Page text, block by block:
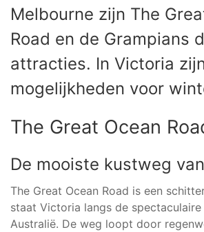
Melbourne zijn The
Road en de Grampians
attracties. In Victoria
mogelijkheden voor
The Great Ocean
De mooiste kustweg
The Great Ocean Road is een
staat Victoria langs de
Australië. De weg loopt door